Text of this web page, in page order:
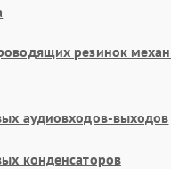
резинок
аудиовходов-выходов
конденсаторов